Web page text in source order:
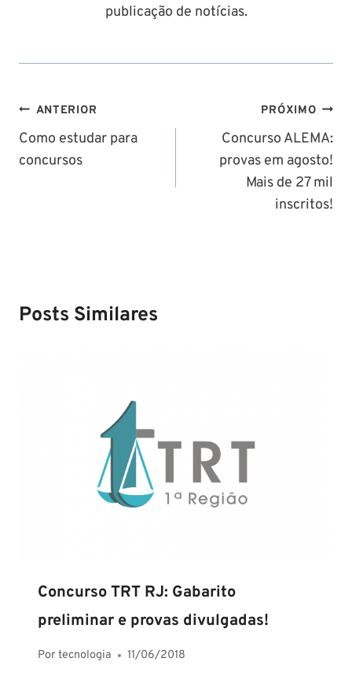
publicação de notícias.
Navegação
de
Post
ANTERIOR
Como estudar para
concursos
PRÓXIMO
Concurso ALEMA:
provas em agosto!
Mais de 27 mil
inscritos!
Posts Similares
Concurso TRT RJ: Gabarito
preliminar e provas divulgadas!
Portecnologia 11/06/2018